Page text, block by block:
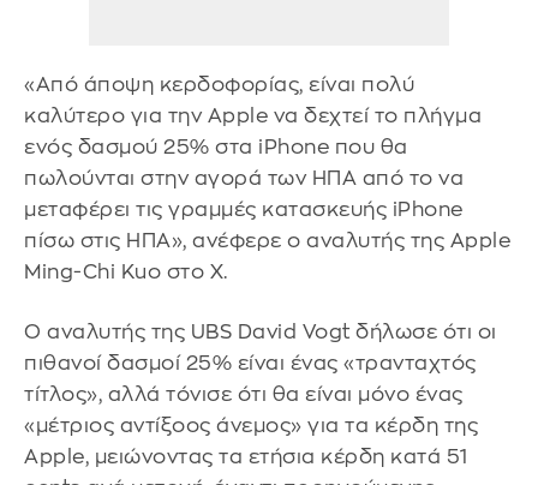
«Από άποψη κερδοφορίας, είναι πολύ
καλύτερο για την Apple να δεχτεί το πλήγμα
ενός δασμού 25% στα iPhone που θα
πωλούνται στην αγορά των ΗΠΑ από το να
μεταφέρει τις γραμμές κατασκευής iPhone
πίσω στις ΗΠΑ», ανέφερε ο αναλυτής της Apple
Ming-Chi Kuo στο X.
Ο αναλυτής της UBS David Vogt δήλωσε ότι οι
πιθανοί δασμοί 25% είναι ένας «τρανταχτός
τίτλος», αλλά τόνισε ότι θα είναι μόνο ένας
«μέτριος αντίξοος άνεμος» για τα κέρδη της
Apple, μειώνοντας τα ετήσια κέρδη κατά 51